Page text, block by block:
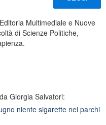
Multimediale e Nuove
di Scienze Politiche,
Giorgia Salvatori:
niente sigarette nei parchi